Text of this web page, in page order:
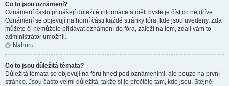
Co to jsou oznámení?
Oznámení často přinášejí důležité informace a měli byste je číst co nejdříve.
Oznámení se objevují na horní části každé stránky fóra, kde jsou uvedeny. Zda
můžete či nemůžete přidávat oznámení do fóra, záleží na tom, zdali vám to
administrátor umožnil.
Nahoru
Co to jsou důležitá témata?
Důležitá témata se objevují na fóru hned pod oznámeními, ale pouze na první
stránce. Jsou často velmi důležitá, takže si je přečtěte tam, kde jsou. Stejně